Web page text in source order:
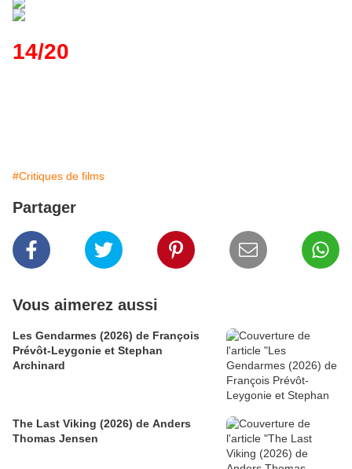
14/20
#Critiques de films
Partager
Vous aimerez aussi
Les Gendarmes (2026) de François
Prévôt-Leygonie et Stephan
Archinard
The Last Viking (2026) de Anders
Thomas Jensen